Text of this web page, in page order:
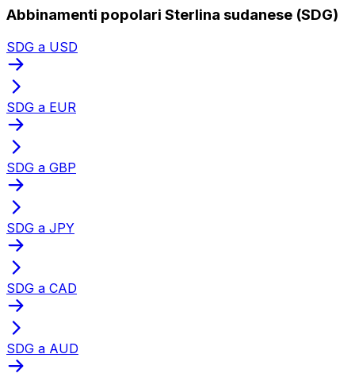
Abbinamenti popolari Sterlina sudanese (SDG)
SDG a USD
SDG a EUR
SDG a GBP
SDG a JPY
SDG a CAD
SDG a AUD